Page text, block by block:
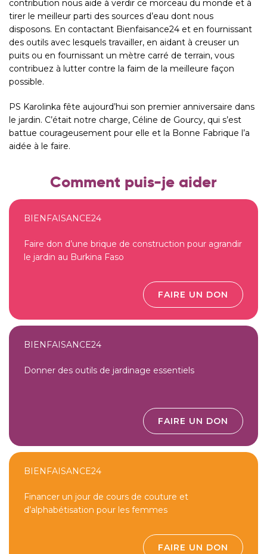
contribution nous aide à verdir ce morceau du monde et à
tirer le meilleur parti des sources d’eau dont nous
disposons. En contactant Bienfaisance24 et en fournissant
des outils avec lesquels travailler, en aidant à creuser un
puits ou en fournissant un mètre carré de terrain, vous
contribuez à lutter contre la faim de la meilleure façon
possible.
PS Karolinka fête aujourd’hui son premier anniversaire dans
le jardin. C’était notre charge, Céline de Gourcy, qui s’est
battue courageusement pour elle et la Bonne Fabrique l’a
aidée à le faire.
Comment puis-je aider
BIENFAISANCE24
Faire don d’une brique de construction pour agrandir
le jardin au Burkina Faso
FAIRE UN DON
BIENFAISANCE24
Donner des outils de jardinage essentiels
FAIRE UN DON
BIENFAISANCE24
Financer un jour de cours de couture et
d’alphabétisation pour les femmes
FAIRE UN DON